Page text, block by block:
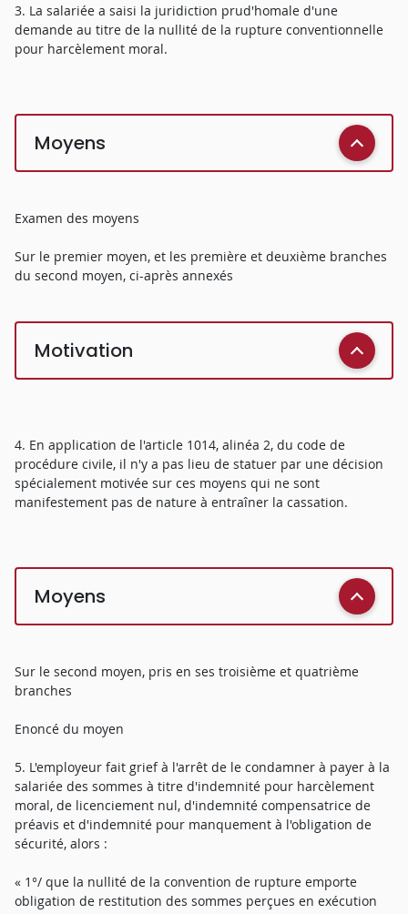
3. La salariée a saisi la juridiction prud'homale d'une
demande au titre de la nullité de la rupture conventionnelle
pour harcèlement moral.
Moyens
Examen des moyens
Sur le premier moyen, et les première et deuxième branches
du second moyen, ci-après annexés
Motivation
4. En application de l'article 1014, alinéa 2, du code de
procédure civile, il n'y a pas lieu de statuer par une décision
spécialement motivée sur ces moyens qui ne sont
manifestement pas de nature à entraîner la cassation.
Moyens
Sur le second moyen, pris en ses troisième et quatrième
branches
Enoncé du moyen
5. L'employeur fait grief à l'arrêt de le condamner à payer à la
salariée des sommes à titre d'indemnité pour harcèlement
moral, de licenciement nul, d'indemnité compensatrice de
préavis et d'indemnité pour manquement à l'obligation de
sécurité, alors :
« 1°/ que la nullité de la convention de rupture emporte
obligation de restitution des sommes perçues en exécution